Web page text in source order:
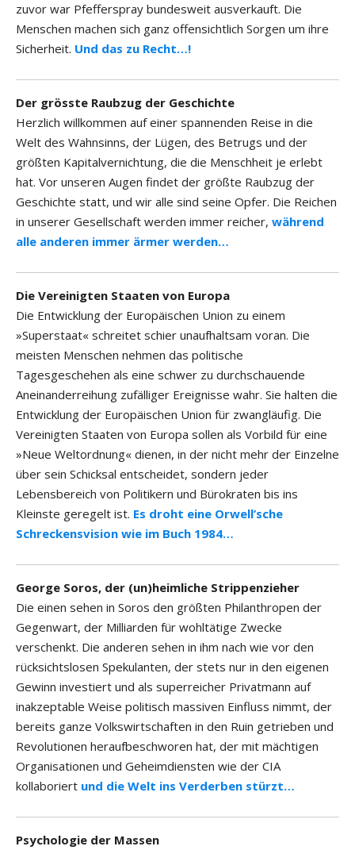
zuvor war Pfefferspray bundesweit ausverkauft. Die
Menschen machen sich ganz offensichtlich Sorgen um ihre
Sicherheit. Und das zu Recht…!
Der grösste Raubzug der Geschichte
Herzlich willkommen auf einer spannenden Reise in die
Welt des Wahnsinns, der Lügen, des Betrugs und der
größten Kapitalvernichtung, die die Menschheit je erlebt
hat. Vor unseren Augen findet der größte Raubzug der
Geschichte statt, und wir alle sind seine Opfer. Die Reichen
in unserer Gesellschaft werden immer reicher, während
alle anderen immer ärmer werden…
Die Vereinigten Staaten von Europa
Die Entwicklung der Europäischen Union zu einem
»Superstaat« schreitet schier unaufhaltsam voran. Die
meisten Menschen nehmen das politische
Tagesgeschehen als eine schwer zu durchschauende
Aneinanderreihung zufälliger Ereignisse wahr. Sie halten die
Entwicklung der Europäischen Union für zwangläufig. Die
Vereinigten Staaten von Europa sollen als Vorbild für eine
»Neue Weltordnung« dienen, in der nicht mehr der Einzelne
über sein Schicksal entscheidet, sondern jeder
Lebensbereich von Politikern und Bürokraten bis ins
Kleinste geregelt ist. Es droht eine Orwell’sche
Schreckensvision wie im Buch 1984…
George Soros, der (un)heimliche Strippenzieher
Die einen sehen in Soros den größten Philanthropen der
Gegenwart, der Milliarden für wohltätige Zwecke
verschenkt. Die anderen sehen in ihm nach wie vor den
rücksichtslosen Spekulanten, der stets nur in den eigenen
Gewinn investiert und als superreicher Privatmann auf
inakzeptable Weise politisch massiven Einfluss nimmt, der
bereits ganze Volkswirtschaften in den Ruin getrieben und
Revolutionen heraufbeschworen hat, der mit mächtigen
Organisationen und Geheimdiensten wie der CIA
kollaboriert und die Welt ins Verderben stürzt…
Psychologie der Massen